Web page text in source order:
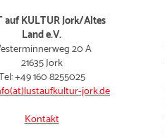
auf KULTUR Jork/Altes
Land e.V.
20 A
21635 Jork
+49 160 8255025
jork.de
Kontakt